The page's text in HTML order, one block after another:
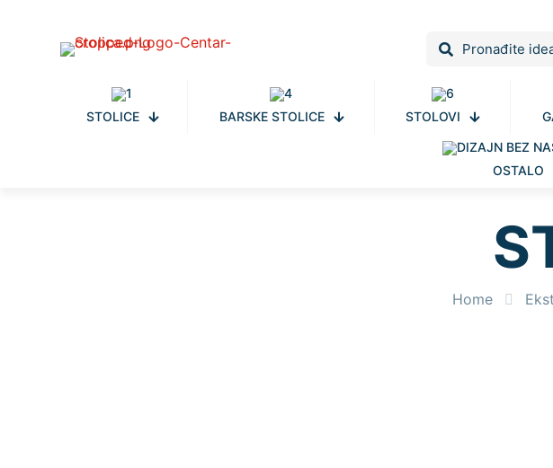
STOLICE BARSKE STOLICE STOLOVI
OSTALO
Home